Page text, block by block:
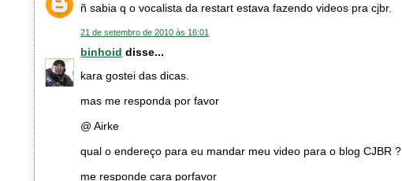
ñ sabia q o vocalista da restart estava fazendo videos pra cjbr.
21 de setembro de 2010 às 16:01
binhoid disse...
kara gostei das dicas.
mas me responda por favor
@ Airke
qual o endereço para eu mandar meu video para o blog CJBR ?
me responde cara porfavor